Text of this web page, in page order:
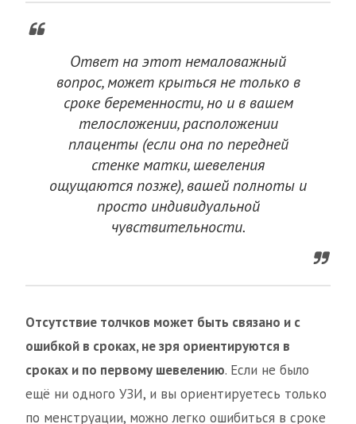
Ответ на этот немаловажный
вопрос, может крыться не только в
сроке беременности, но и в вашем
телосложении, расположении
плаценты (если она по передней
стенке матки, шевеления
ощущаются позже), вашей полноты и
просто индивидуальной
чувствительности.
Отсутствие толчков может быть связано и с
ошибкой в сроках, не зря ориентируются в
сроках и по первому шевелению. Если не было
ещё ни одного УЗИ, и вы ориентируетесь только
по менструации, можно легко ошибиться в сроке